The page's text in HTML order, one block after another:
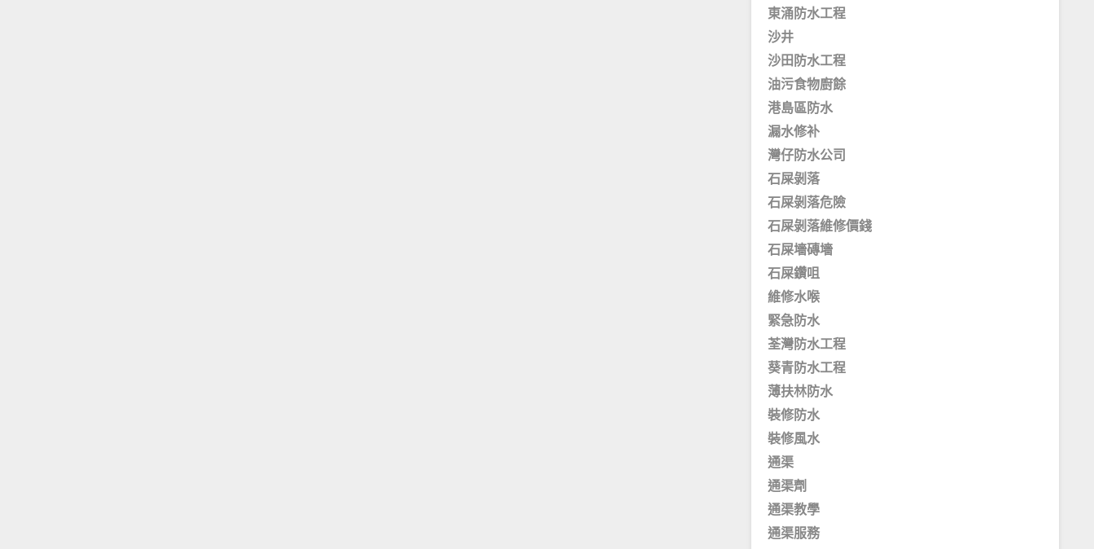
東涌防水工程
沙井
沙田防水工程
油污食物廚餘
港島區防水
漏水修补
灣仔防水公司
石屎剝落
石屎剝落危險
石屎剝落維修價錢
石屎墻磚墻
石屎鑽咀
維修水喉
緊急防水
荃灣防水工程
葵青防水工程
薄扶林防水
裝修防水
裝修風水
通渠
通渠劑
通渠教學
通渠服務